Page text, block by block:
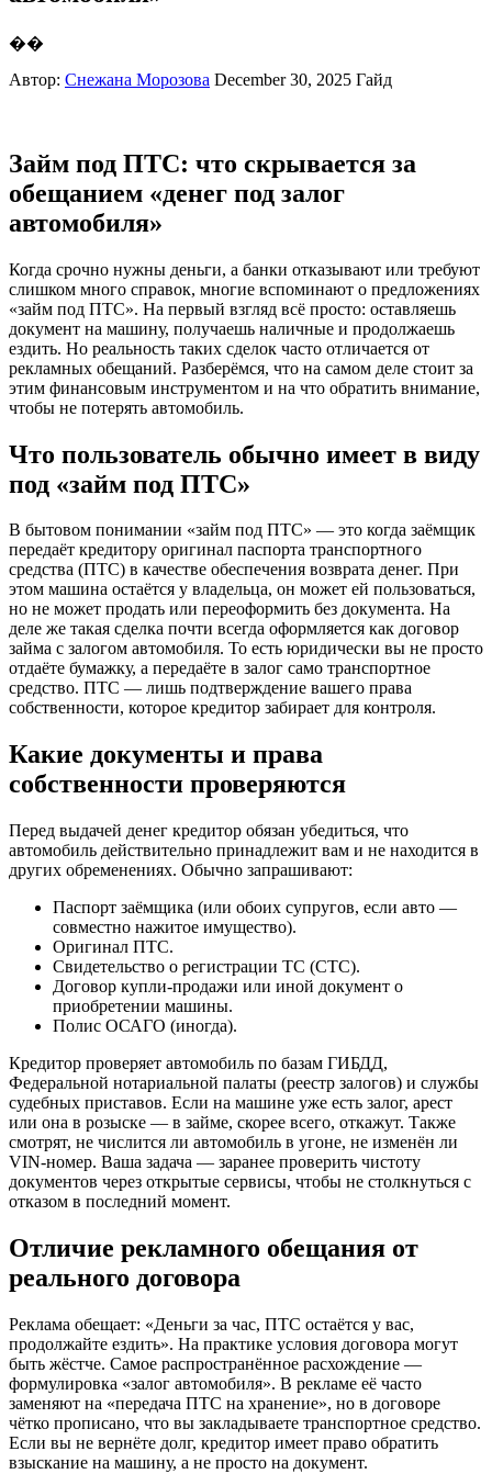
��
Автор: Снежана Морозова December 30, 2025 Гайд
Займ под ПТС: что скрывается за
обещанием «денег под залог
автомобиля»
Когда срочно нужны деньги, а банки отказывают или требуют
слишком много справок, многие вспоминают о предложениях
«займ под ПТС». На первый взгляд всё просто: оставляешь
документ на машину, получаешь наличные и продолжаешь
ездить. Но реальность таких сделок часто отличается от
рекламных обещаний. Разберёмся, что на самом деле стоит за
этим финансовым инструментом и на что обратить внимание,
чтобы не потерять автомобиль.
Что пользователь обычно имеет в виду
под «займ под ПТС»
В бытовом понимании «займ под ПТС» — это когда заёмщик
передаёт кредитору оригинал паспорта транспортного
средства (ПТС) в качестве обеспечения возврата денег. При
этом машина остаётся у владельца, он может ей пользоваться,
но не может продать или переоформить без документа. На
деле же такая сделка почти всегда оформляется как договор
займа с залогом автомобиля. То есть юридически вы не просто
отдаёте бумажку, а передаёте в залог само транспортное
средство. ПТС — лишь подтверждение вашего права
собственности, которое кредитор забирает для контроля.
Какие документы и права
собственности проверяются
Перед выдачей денег кредитор обязан убедиться, что
автомобиль действительно принадлежит вам и не находится в
других обременениях. Обычно запрашивают:
Паспорт заёмщика (или обоих супругов, если авто —
совместно нажитое имущество).
Оригинал ПТС.
Свидетельство о регистрации ТС (СТС).
Договор купли-продажи или иной документ о
приобретении машины.
Полис ОСАГО (иногда).
Кредитор проверяет автомобиль по базам ГИБДД,
Федеральной нотариальной палаты (реестр залогов) и службы
судебных приставов. Если на машине уже есть залог, арест
или она в розыске — в займе, скорее всего, откажут. Также
смотрят, не числится ли автомобиль в угоне, не изменён ли
VIN-номер. Ваша задача — заранее проверить чистоту
документов через открытые сервисы, чтобы не столкнуться с
отказом в последний момент.
Отличие рекламного обещания от
реального договора
Реклама обещает: «Деньги за час, ПТС остаётся у вас,
продолжайте ездить». На практике условия договора могут
быть жёстче. Самое распространённое расхождение —
формулировка «залог автомобиля». В рекламе её часто
заменяют на «передача ПТС на хранение», но в договоре
чётко прописано, что вы закладываете транспортное средство.
Если вы не вернёте долг, кредитор имеет право обратить
взыскание на машину, а не просто на документ.